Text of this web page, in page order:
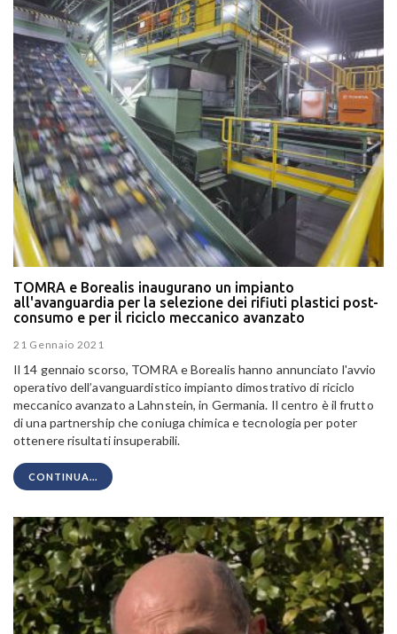
TOMRA e Borealis inaugurano un impianto
all'avanguardia per la selezione dei rifiuti plastici post-
consumo e per il riciclo meccanico avanzato
21 Gennaio 2021
Il 14 gennaio scorso, TOMRA e Borealis hanno annunciato l'avvio
operativo dell’avanguardistico impianto dimostrativo di riciclo
meccanico avanzato a Lahnstein, in Germania. Il centro è il frutto
di una partnership che coniuga chimica e tecnologia per poter
ottenere risultati insuperabili.
CONTINUA...